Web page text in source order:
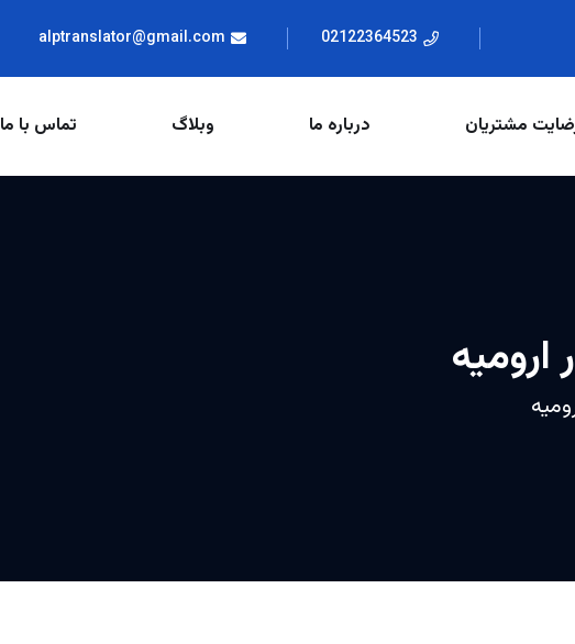
02122364523
alptranslator@gmail.com
مشتریان درباره ما وبلاگ تماس با ما